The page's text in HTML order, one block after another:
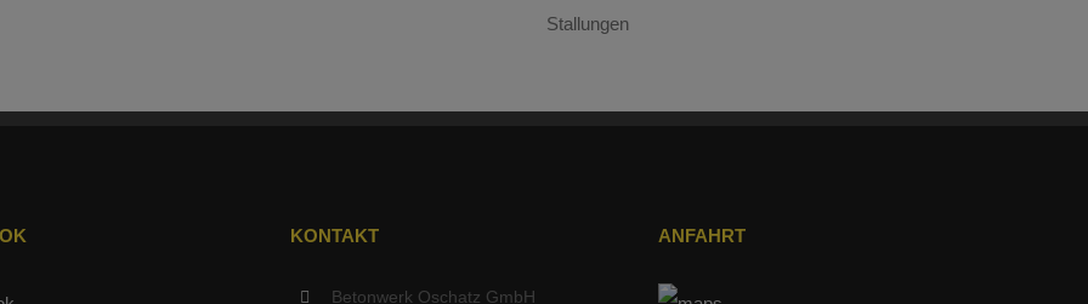
Stallungen
KONTAKT
Betonwerk Oschatz GmbH
ANFAHRT